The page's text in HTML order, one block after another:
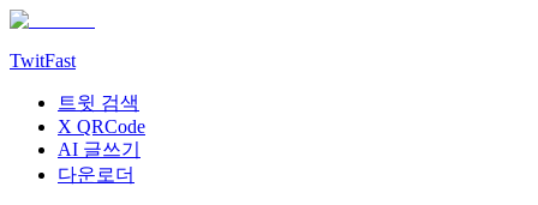
TwitFast
트윗 검색
X QRCode
AI 글쓰기
다운로더